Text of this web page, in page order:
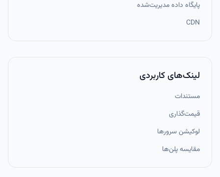
پایگاه داده مدیریت‌شده
CDN
لینک‌های کاربردی
مستندات
قیمت‌گذاری
لوکیشن سرورها
مقایسه پلن‌ها